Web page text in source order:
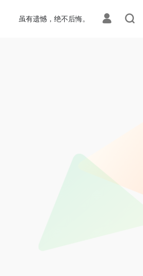
虽有遗憾，绝不后悔。